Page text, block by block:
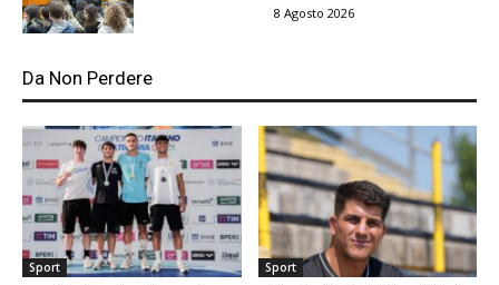
8 Agosto 2026
Da Non Perdere
Sport Sport